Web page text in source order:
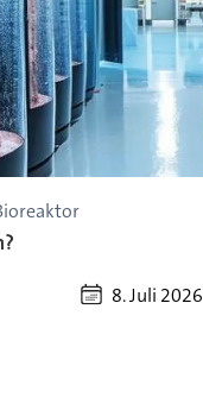
8. Juli 2026